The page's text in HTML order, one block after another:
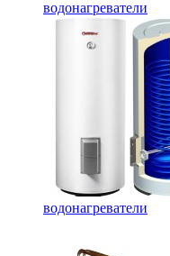
водонагреватели
водонагреватели